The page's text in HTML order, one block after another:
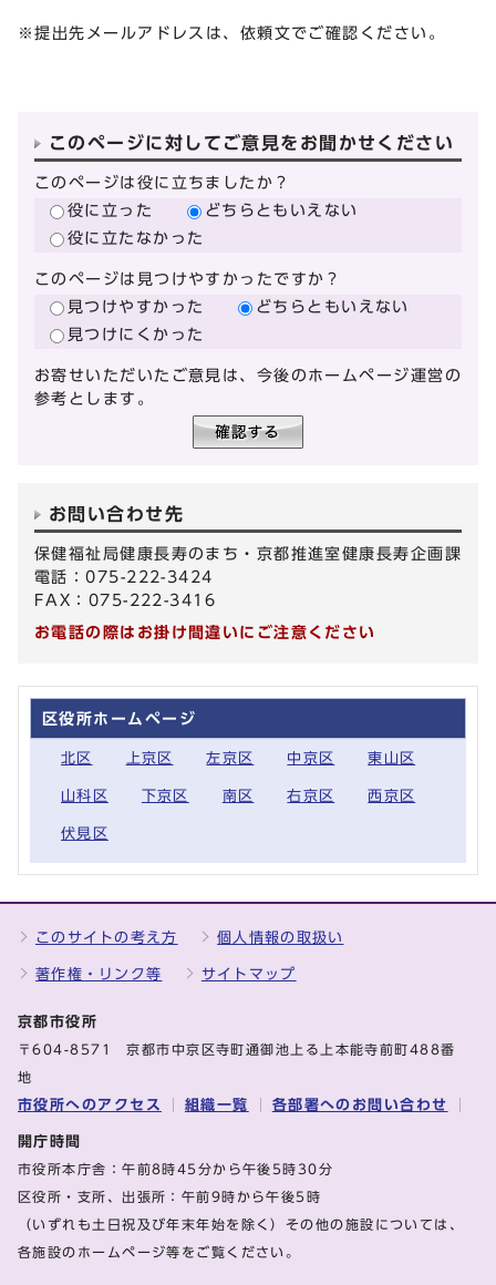
※提出先メールアドレスは、依頼文でご確認ください。
このページに対してご意見をお聞かせください
このページは役に立ちましたか？
役に立った
どちらともいえない
役に立たなかった
このページは見つけやすかったですか？
見つけやすかった
どちらともいえない
見つけにくかった
お寄せいただいたご意見は、今後のホームページ運営の
参考とします。
お問い合わせ先
保健福祉局健康長寿のまち・京都推進室健康長寿企画課
電話：075-222-3424
FAX：075-222-3416
お電話の際はお掛け間違いにご注意ください
区役所ホームページ
北区 上京区 左京区 中京区 東山区
山科区 下京区 南区 右京区 西京区
伏見区
このサイトの考え方 個人情報の取扱い
著作権・リンク等 サイトマップ
京都市役所
〒604-8571 京都市中京区寺町通御池上る上本能寺前町488番
地
市役所へのアクセス 組織一覧 各部署へのお問い合わせ
開庁時間
市役所本庁舎：午前8時45分から午後5時30分
区役所・支所、出張所：午前9時から午後5時
（いずれも土日祝及び年末年始を除く）その他の施設については、
各施設のホームページ等をご覧ください。